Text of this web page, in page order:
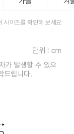
사이즈를 확인해 보세요
단위 : cm
가 발생할 수 있으
드립니다.